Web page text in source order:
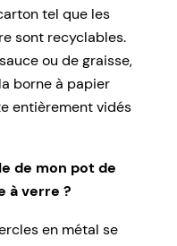
tel que les
sont recyclables.
ou de graisse,
borne à papier
entièrement vidés
de mon pot de
à verre ?
en métal se